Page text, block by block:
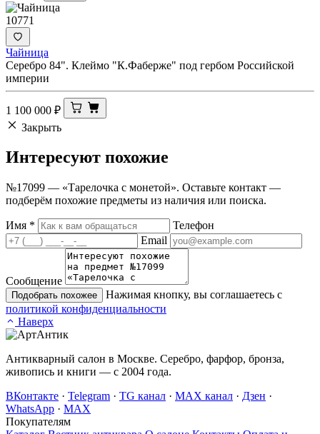
10771
Чайница
Серебро 84". Клеймо "К.Фаберже" под гербом Российской
империи
1 100 000 ₽
Закрыть
Интересуют похожие
№17099 — «Тарелочка с монетой». Оставьте контакт —
подберём похожие предметы из наличия или поиска.
Имя *
Телефон
Email
Сообщение
Подобрать похожее
Нажимая кнопку, вы соглашаетесь с
политикой конфиденциальности
Наверх
Антикварный салон в Москве. Серебро, фарфор, бронза,
живопись и книги — с 2004 года.
ВКонтакте · Telegram · TG канал · MAX канал · Дзен ·
WhatsApp · MAX
Покупателям